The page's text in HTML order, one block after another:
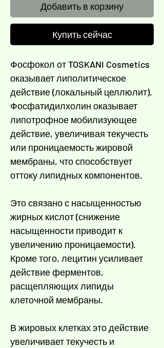
Добавить в корзину
Купить сейчас
Фосфокол от TOSKANI Cosmetics
оказывает липолитическое
действие (локальный целлюлит).
Фосфатидилхолин оказывает
липотрофное мобилизующее
действие, увеличивая текучесть
или проницаемость жировой
мембраны, что способствует
оттоку липидных компонентов.
Это связано с насыщенностью
жирных кислот (снижение
насыщенности приводит к
увеличению проницаемости).
Кроме того, лецитин усиливает
действие ферментов,
расщепляющих липиды
клеточной мембраны.
В жировых клетках это действие
увеличивает текучесть и